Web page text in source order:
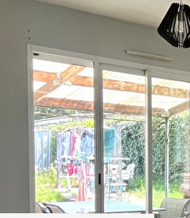
Calculer mon budget